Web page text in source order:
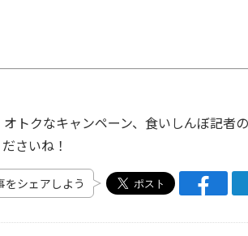
トクなキャンペーン、食いしんぼ記者
さいね！
をシェアしよう